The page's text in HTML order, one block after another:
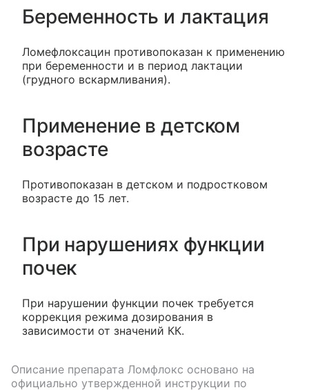
Беременность и лактация
Ломефлоксацин противопоказан к применению
при беременности и в период лактации
(грудного вскармливания).
Применение в детском
возрасте
Противопоказан в детском и подростковом
возрасте до 15 лет.
При нарушениях функции
почек
При нарушении функции почек требуется
коррекция режима дозирования в
зависимости от значений КК.
Описание препарата Ломфлокс основано на
официально утвержденной инструкции по